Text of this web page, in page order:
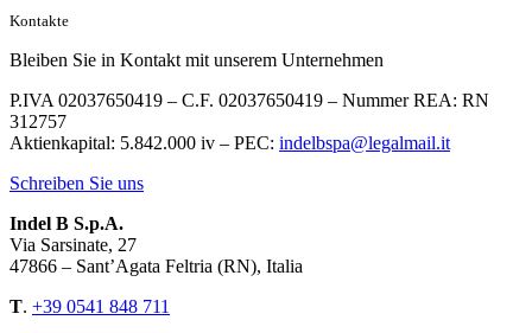
Kontakte
Bleiben Sie in Kontakt mit unserem Unternehmen
P.IVA 02037650419 – C.F. 02037650419 – Nummer REA: RN
312757
Aktienkapital: 5.842.000 iv – PEC: indelbspa@legalmail.it
Schreiben Sie uns
Indel B S.p.A.
Via Sarsinate, 27
47866 – Sant’Agata Feltria (RN), Italia
T. +39 0541 848 711